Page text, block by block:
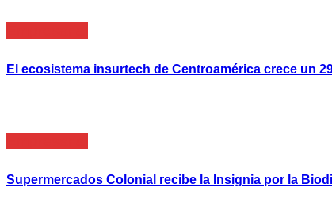
El ecosistema insurtech de Centroamérica crece un
Supermercados Colonial recibe la Insignia por la